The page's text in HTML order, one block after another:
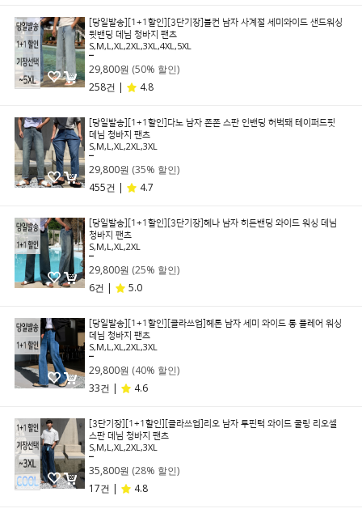
[당일발송][1+1할인][3단기장]블컨 남자 사계절 세미와이드 샌드워싱
뒷밴딩 데님 청바지 팬츠
S,M,L,XL,2XL,3XL,4XL,5XL
29,800원 (50% 할인)
258건 |
4.8
[당일발송][1+1할인]다노 남자 쫀쫀 스판 인밴딩 허벅돼 테이퍼드핏
데님 청바지 팬츠
S,M,L,XL,2XL,3XL
29,800원 (35% 할인)
455건 |
4.7
[당일발송][1+1할인][3단기장]헤나 남자 히든밴딩 와이드 워싱 데님
청바지 팬츠
S,M,L,XL,2XL
29,800원 (25% 할인)
6건 |
5.0
[당일발송][1+1할인][클라쓰업]헤론 남자 세미 와이드 롱 플레어 워싱
데님 청바지 팬츠
S,M,L,XL,2XL,3XL
29,800원 (40% 할인)
33건 |
4.6
[3단기장][1+1할인][클라쓰업]리오 남자 투핀턱 와이드 쿨링 리오셀
스판 데님 청바지 팬츠
S,M,L,XL,2XL,3XL
35,800원 (28% 할인)
17건 |
4.8